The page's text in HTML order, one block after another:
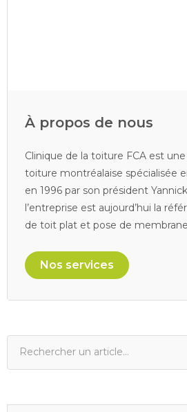
À propos de nous
Clinique de la toiture FCA est
toiture montréalaise spécialisée
en 1996 par son président
l’entreprise est aujourd’hui la
de toit plat et pose de
Nos services